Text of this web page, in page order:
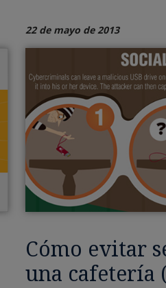
22 de mayo de 2013
Cómo evitar
una cafetería